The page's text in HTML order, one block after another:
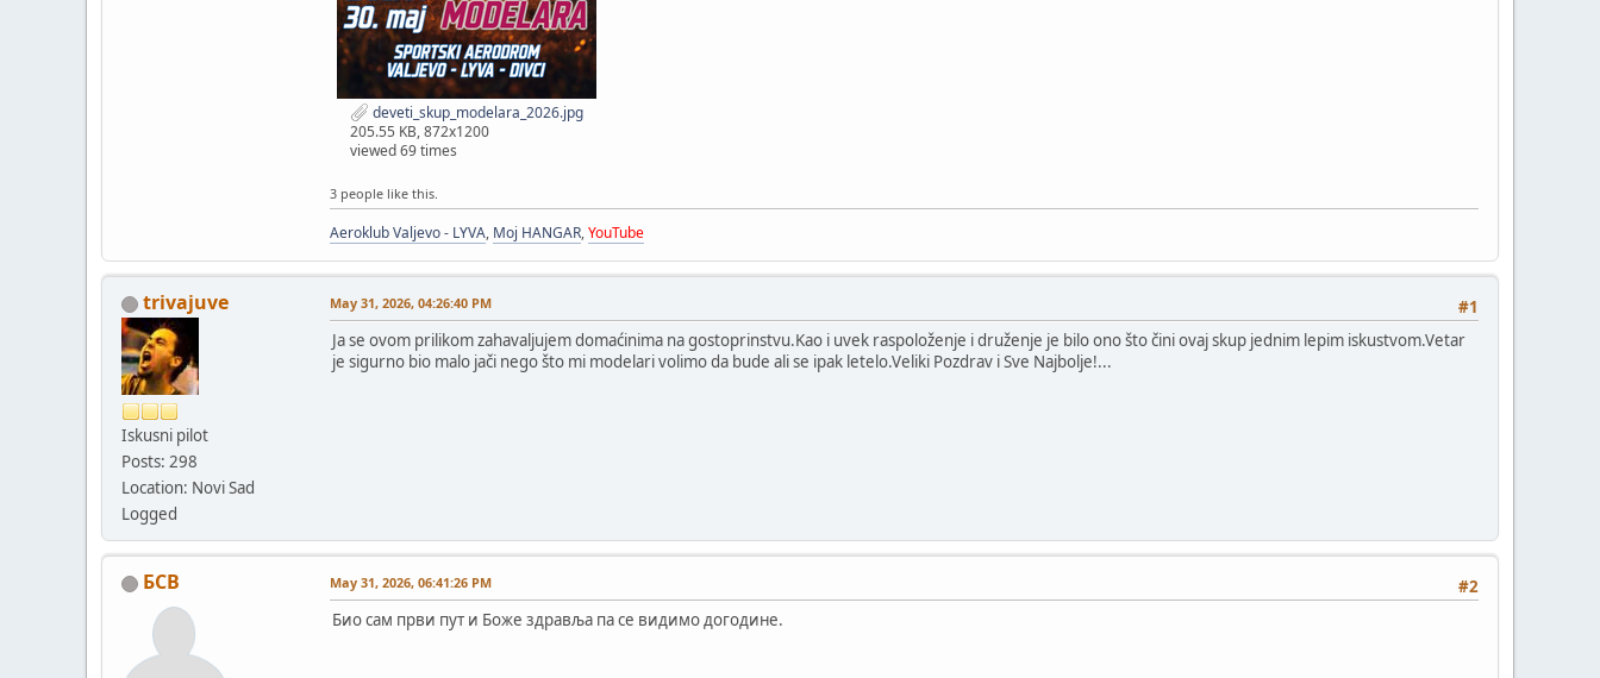
deveti_skup_modelara_2026.jpg
205.55 KB, 872x1200
viewed 69 times
3 people like this.
Aeroklub Valjevo - LYVA, Moj HANGAR,YouTube
trivajuve
Iskusni pilot
Posts: 298
Location: Novi Sad
Logged
#1
May 31, 2026, 04:26:40 PM
Ja se ovom prilikom zahavaljujem domaćinima na gostoprinstvu.Kao i uvek raspoloženje i druženje je bilo ono što čini ovaj skup jednim lepim iskustvom.Vetar
je sigurno bio malo jači nego što mi modelari volimo da bude ali se ipak letelo.Veliki Pozdrav i Sve Najbolje!...
БСВ #2
May 31, 2026, 06:41:26 PM
Био сам први пут и Боже здравља па се видимо догодине.